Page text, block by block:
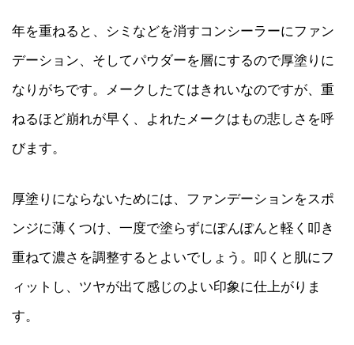
年を重ねると、シミなどを消すコンシーラーにファン
デーション、そしてパウダーを層にするので厚塗りに
なりがちです。メークしたてはきれいなのですが、重
ねるほど崩れが早く、よれたメークはもの悲しさを呼
びます。
厚塗りにならないためには、ファンデーションをスポ
ンジに薄くつけ、一度で塗らずにぽんぽんと軽く叩き
重ねて濃さを調整するとよいでしょう。叩くと肌にフ
ィットし、ツヤが出て感じのよい印象に仕上がりま
す。